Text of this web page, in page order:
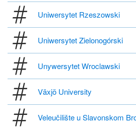
Uniwersytet Rzeszowski
Uniwersytet Zielonogórski
Unywersytet Wroclawski
Växjö University
Veleučilište u Slavonskom